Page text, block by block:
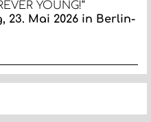
YOUNG!“
23. Mai 2026 in Berlin-